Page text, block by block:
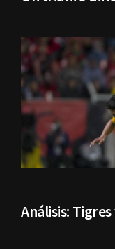
Análisis: